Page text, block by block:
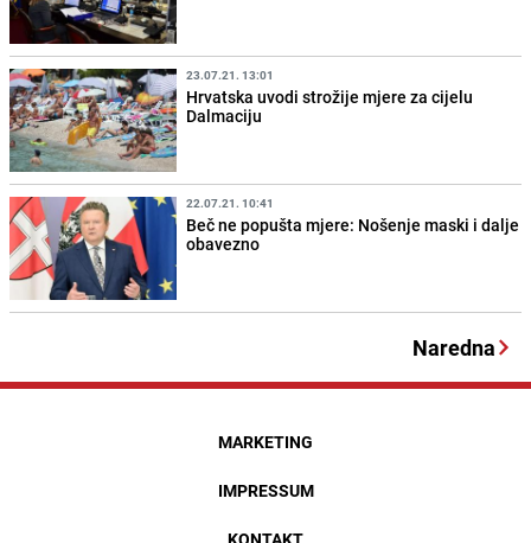
23.07.21. 13:01
Hrvatska uvodi strožije mjere za cijelu
Dalmaciju
22.07.21. 10:41
Beč ne popušta mjere: Nošenje maski i dalje
obavezno
Naredna
MARKETING
IMPRESSUM